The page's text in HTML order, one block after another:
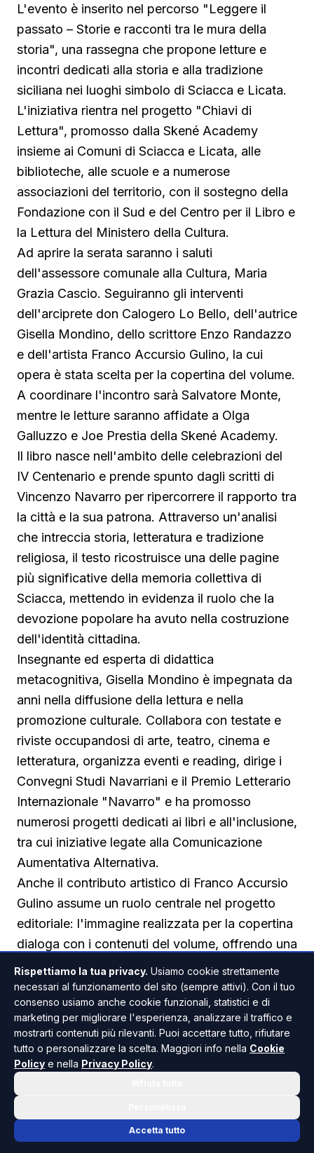
L'evento è inserito nel percorso "Leggere il
passato – Storie e racconti tra le mura della
storia", una rassegna che propone letture e
incontri dedicati alla storia e alla tradizione
siciliana nei luoghi simbolo di Sciacca e Licata.
L'iniziativa rientra nel progetto "Chiavi di
Lettura", promosso dalla Skené Academy
insieme ai Comuni di Sciacca e Licata, alle
biblioteche, alle scuole e a numerose
associazioni del territorio, con il sostegno della
Fondazione con il Sud e del Centro per il Libro e
la Lettura del Ministero della Cultura.
Ad aprire la serata saranno i saluti
dell'assessore comunale alla Cultura, Maria
Grazia Cascio. Seguiranno gli interventi
dell'arciprete don Calogero Lo Bello, dell'autrice
Gisella Mondino, dello scrittore Enzo Randazzo
e dell'artista Franco Accursio Gulino, la cui
opera è stata scelta per la copertina del volume.
A coordinare l'incontro sarà Salvatore Monte,
mentre le letture saranno affidate a Olga
Galluzzo e Joe Prestia della Skené Academy.
Il libro nasce nell'ambito delle celebrazioni del
IV Centenario e prende spunto dagli scritti di
Vincenzo Navarro per ripercorrere il rapporto tra
la città e la sua patrona. Attraverso un'analisi
che intreccia storia, letteratura e tradizione
religiosa, il testo ricostruisce una delle pagine
più significative della memoria collettiva di
Sciacca, mettendo in evidenza il ruolo che la
devozione popolare ha avuto nella costruzione
dell'identità cittadina.
Insegnante ed esperta di didattica
metacognitiva, Gisella Mondino è impegnata da
anni nella diffusione della lettura e nella
promozione culturale. Collabora con testate e
riviste occupandosi di arte, teatro, cinema e
letteratura, organizza eventi e reading, dirige i
Convegni Studi Navarriani e il Premio Letterario
Internazionale "Navarro" e ha promosso
numerosi progetti dedicati ai libri e all'inclusione,
tra cui iniziative legate alla Comunicazione
Aumentativa Alternativa.
Anche il contributo artistico di Franco Accursio
Gulino assume un ruolo centrale nel progetto
editoriale: l'immagine realizzata per la copertina
dialoga con i contenuti del volume, offrendo una
rappresentazione visiva del legame tra fede,
patrimonio artistico e storia della città.
Rispettiamo la tua privacy. Usiamo cookie strettamente
necessari al funzionamento del sito (sempre attivi). Con il tuo
consenso usiamo anche cookie funzionali, statistici e di
marketing per migliorare l'esperienza, analizzare il traffico e
mostrarti contenuti più rilevanti. Puoi accettare tutto, rifiutare
tutto o personalizzare la scelta. Maggiori info nella Cookie
Policy e nella Privacy Policy.
Accetta tutto